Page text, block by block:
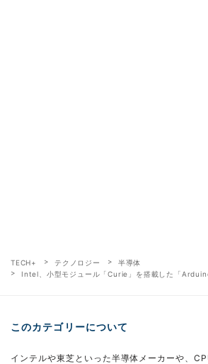
TECH+ テクノロジー
半導体
Intel、小型モジュール「Curie」を搭載した「
このカテゴリーについて
インテルや東芝といった半導体メーカーや、